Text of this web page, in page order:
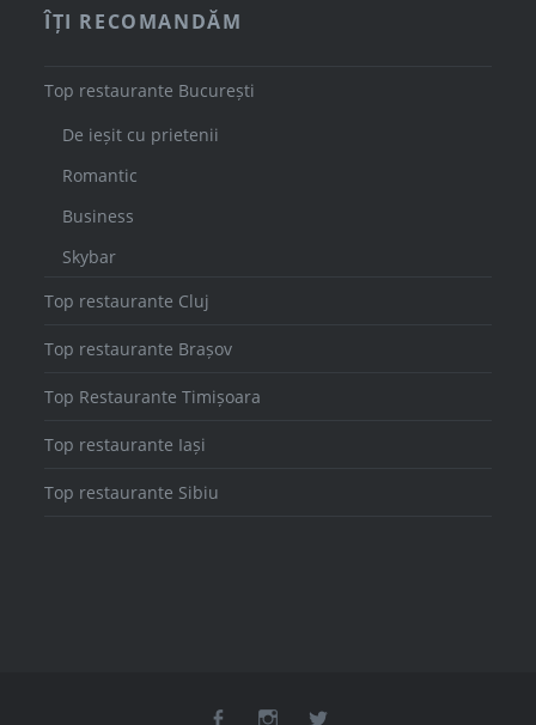
ÎȚI RECOMANDĂM
Top restaurante București
De ieșit cu prietenii
Romantic
Business
Skybar
Top restaurante Cluj
Top restaurante Brașov
Top Restaurante Timișoara
Top restaurante Iași
Top restaurante Sibiu